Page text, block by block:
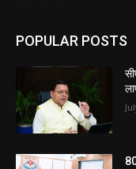
POPULAR POSTS